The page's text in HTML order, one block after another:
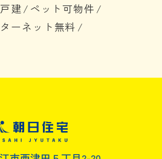
建/ ペット可物件 /
ーネット無料 /